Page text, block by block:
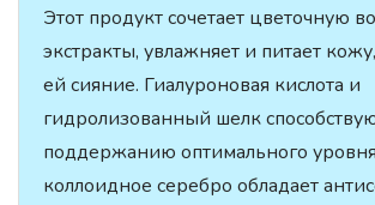
Этот продукт сочетает цветочную
экстракты, увлажняет и питает
ей сияние. Гиалуроновая кислота и
гидролизованный шелк
поддержанию оптимального уровня
коллоидное серебро обладает